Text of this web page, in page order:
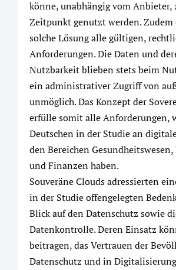
könne, unabhängig vom Anbieter,
Zeitpunkt genutzt werden.
solche Lösung alle gültigen,
Anforderungen. Die Daten und
Nutzbarkeit blieben stets beim
ein administrativer Zugriff von
unmöglich. Das Konzept der
erfülle somit alle Anforderungen,
Deutschen in der Studie an
den Bereichen
und Finanzen haben.
Souveräne Clouds adressierten
in der Studie offengelegten
Blick auf den Datenschutz sowie
Datenkontrolle. Deren Einsatz
beitragen, das Vertrauen der
Datenschutz und in